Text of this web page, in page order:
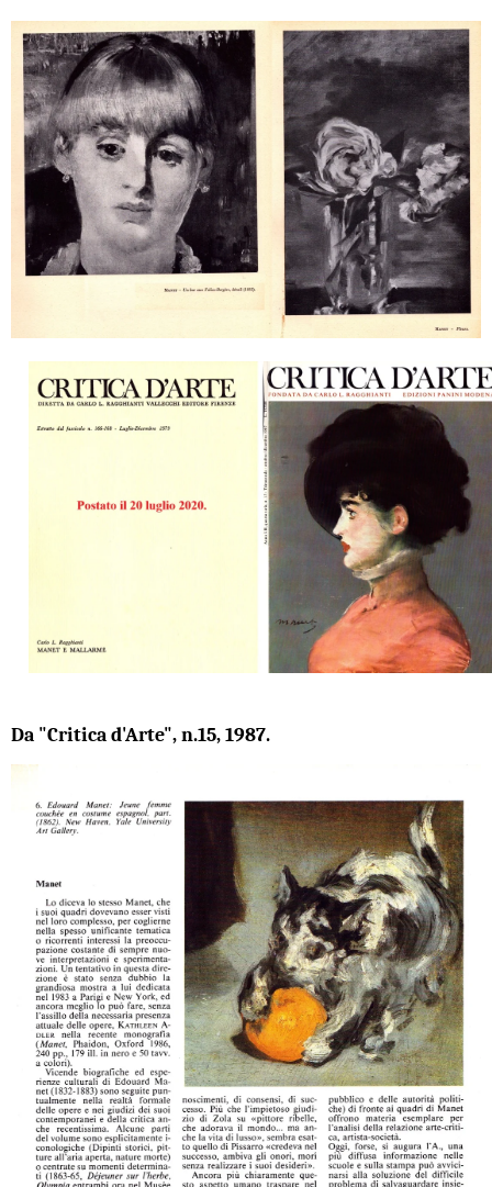
Da "Critica d'Arte", n.15, 1987.